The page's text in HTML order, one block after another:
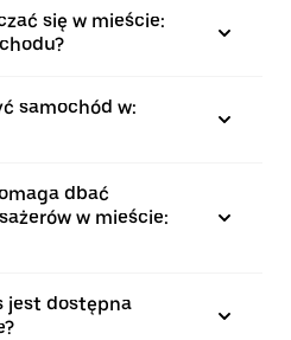
się w mieście:
samochód w:
dbać
w mieście:
jest dostępna